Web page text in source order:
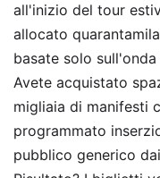
all'inizio del tour
allocato
basate solo
Avete acquistato
migliaia di manifesti
programmato
pubblico generico